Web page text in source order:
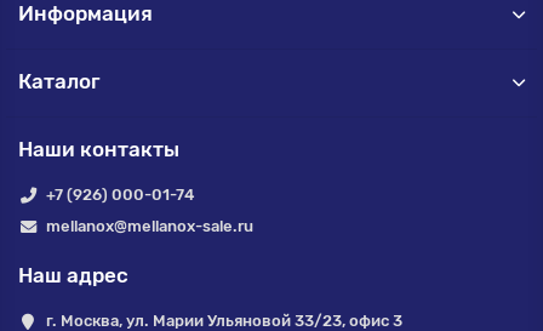
Информация
Каталог
Наши контакты
+7 (926) 000-01-74
mellanox@mellanox-sale.ru
Наш адрес
г. Москва, ул. Марии Ульяновой 33/23, офис 3